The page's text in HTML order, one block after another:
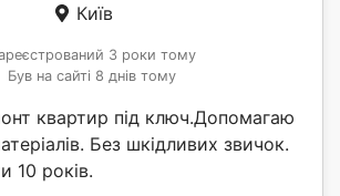
Київ
3 роки тому
Був на сайті 8 днів тому
квартир під ключ.Допомагаю
Без шкідливих звичок.
10 років.